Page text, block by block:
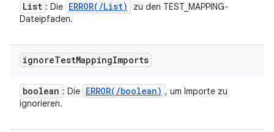
List : Die ERROR( /List)
zu den TEST_MAPPING-
Dateipfaden.
ignoreTestMappingImports
boolean : Die ERROR( /boolean) , um Importe zu
ignorieren.